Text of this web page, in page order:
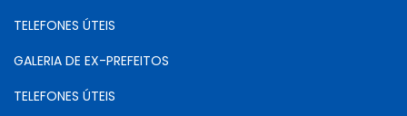
TELEFONES ÚTEIS
GALERIA DE EX-PREFEITOS
TELEFONES ÚTEIS